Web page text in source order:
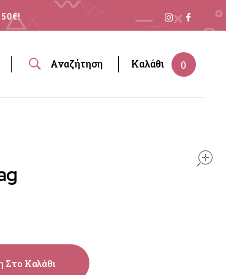
Αναζήτηση 0
Καλάθι
Στο Καλάθι